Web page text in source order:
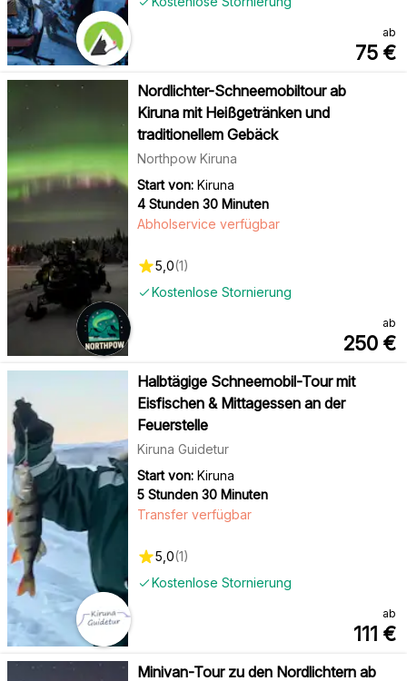
ab
75 €
Nordlichter-Schneemobiltour ab
Kiruna mit Heißgetränken und
traditionellem Gebäck
Northpow Kiruna
Start von: Kiruna
4 Stunden 30 Minuten
Kostenlose Stornierung
Abholservice verfügbar
5,0(1)
ab
250 €
Halbtägige Schneemobil-Tour mit
Eisfischen & Mittagessen an der
Feuerstelle
Kiruna Guidetur
Start von: Kiruna
5 Stunden 30 Minuten
Kostenlose Stornierung
Transfer verfügbar
5,0(1)
ab
111 €
Minivan-Tour zu den Nordlichtern ab